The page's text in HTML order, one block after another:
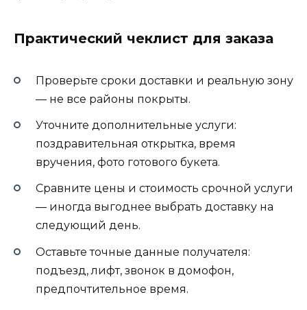
Практический чеклист для заказа
Проверьте сроки доставки и реальную зону
— не все районы покрыты.
Уточните дополнительные услуги:
поздравительная открытка, время
вручения, фото готового букета.
Сравните цены и стоимость срочной услуги
— иногда выгоднее выбрать доставку на
следующий день.
Оставьте точные данные получателя:
подъезд, лифт, звонок в домофон,
предпочтительное время.